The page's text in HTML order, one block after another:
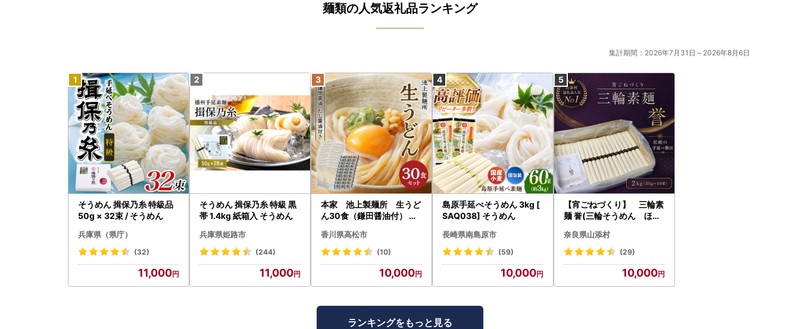
麺類の人気返礼品ランキング
集計期間：2026年7月31日～2026年8月6日
そうめん 揖保乃糸 特級品
50g × 32束 / そうめん
兵庫県（県庁）
(32)
11,000
そうめん 揖保乃糸 特級 黒
帯 1.4kg 紙箱入 そうめん
兵庫県姫路市
(244)
11,000
本家 池上製麺所 生うど
ん30食（鎌田醤油付） う
香川県高松市
(10)
10,000
島原手延べそうめん 3kg [
SAQ038] そうめん
長崎県南島原市
(59)
10,000
【宵ごねづくり】 三輪素
麺 誉(三輪そうめん ほま
奈良県山添村
(29)
10,000
ランキングをもっと見る